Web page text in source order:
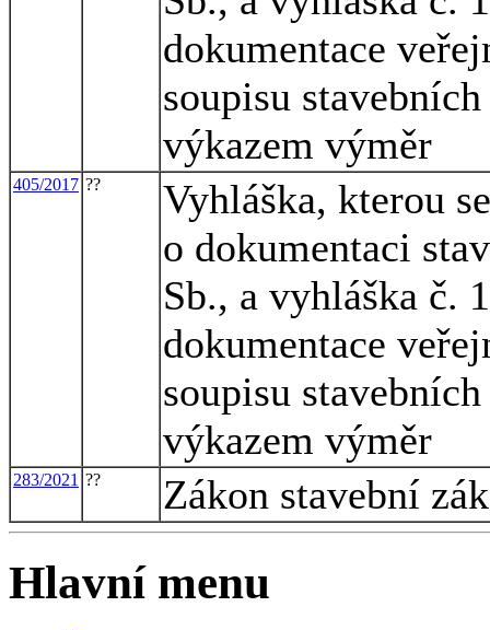
dokumentace
soupisu
výkazem výměr
405/2017 ??
Vyhláška, kterou
o dokumentaci
Sb., a vyhláška č.
dokumentace
soupisu
výkazem výměr
283/2021 ?? Zákon stavební
Hlavní menu